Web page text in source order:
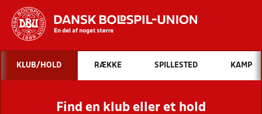
Hvad vil du søge efter?
INDHOLD OG NYHEDER
STILLINGER, RESULTATER, KLUBBER OG
KLUB/HOLD RÆKKE SPILLESTED KAMP
Find en klub eller et hold